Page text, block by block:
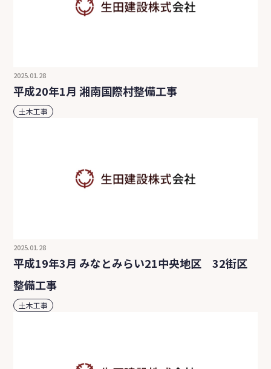
2025.01.28
平成20年1月 湘南国際村整備工事
土木工事
2025.01.28
平成19年3月 みなとみらい21中央地区 32街区
整備工事
土木工事